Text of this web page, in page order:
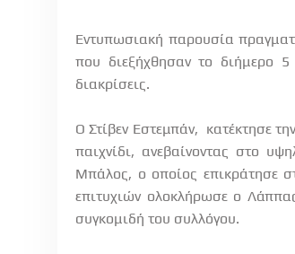
Εντυπωσιακή παρουσία
που διεξήχθησαν το διήμερο
διακρίσεις.
Ο Στίβεν Εστεμπάν, κατέκτησε
παιχνίδι, ανεβαίνοντας στο
Μπάλος, ο οποίος επικράτησε
επιτυχιών ολοκλήρωσε ο
συγκομιδή του συλλόγου.